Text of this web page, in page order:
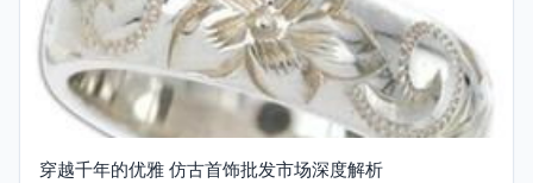
穿越千年的优雅 仿古首饰批发市场深度解析